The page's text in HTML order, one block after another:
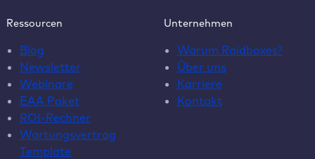
Ressourcen
Blog
Newsletter
Webinare
EAA Paket
ROI-Rechner
Wartungsvertrag
Template
Unternehmen
Warum Raidboxes?
Über uns
Karriere
Kontakt